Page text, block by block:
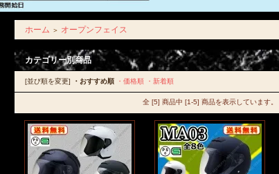
ホーム ＞ オープンフェイス
カテゴリー別商品
[並び順を変更] ・おすすめ順 ・価格順 ・新着順
全 [5] 商品中 [1-5] 商品を表示しています。